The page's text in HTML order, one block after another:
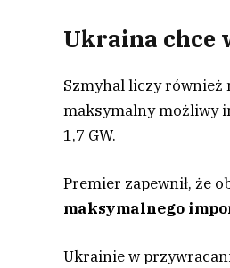
Ukraina chce
Szmyhal liczy również
maksymalny możliwy
1,7 GW.
Premier zapewnił, że
maksymalnego
Ukrainie w